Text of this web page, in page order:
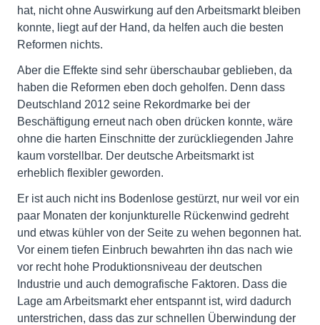
hat, nicht ohne Auswirkung auf den Arbeitsmarkt bleiben
konnte, liegt auf der Hand, da helfen auch die besten
Reformen nichts.
Aber die Effekte sind sehr überschaubar geblieben, da
haben die Reformen eben doch geholfen. Denn dass
Deutschland 2012 seine Rekordmarke bei der
Beschäftigung erneut nach oben drücken konnte, wäre
ohne die harten Einschnitte der zurückliegenden Jahre
kaum vorstellbar. Der deutsche Arbeitsmarkt ist
erheblich flexibler geworden.
Er ist auch nicht ins Bodenlose gestürzt, nur weil vor ein
paar Monaten der konjunkturelle Rückenwind gedreht
und etwas kühler von der Seite zu wehen begonnen hat.
Vor einem tiefen Einbruch bewahrten ihn das nach wie
vor recht hohe Produktionsniveau der deutschen
Industrie und auch demografische Faktoren. Dass die
Lage am Arbeitsmarkt eher entspannt ist, wird dadurch
unterstrichen, dass das zur schnellen Überwindung der